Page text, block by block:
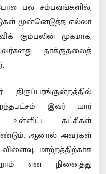
பல சம்பவங்களில்,
முன்னெடுத்த எல்லா
கும்பலின் முகமாக,
தாக்குதலைத்
இவர் யார்
உள்ளிட்ட கட்சிகள்
ஆனால் அவர்கள்
மாற்றத்திற்காக
என நினைத்து